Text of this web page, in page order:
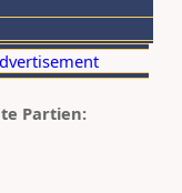
Partien: